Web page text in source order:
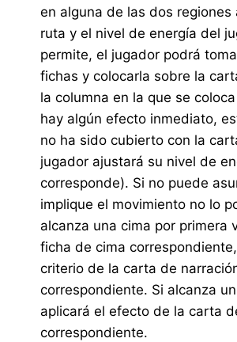
en alguna de las dos regiones
ruta y el nivel de energía del
permite, el jugador podrá
fichas y colocarla sobre la
la columna en la que se
hay algún efecto inmediato,
no ha sido cubierto con la
jugador ajustará su nivel de
corresponde). Si no puede
implique el movimiento no lo
alcanza una cima por primera
ficha de cima
criterio de la carta de
correspondiente. Si alcanza
aplicará el efecto de la carta
correspondiente.